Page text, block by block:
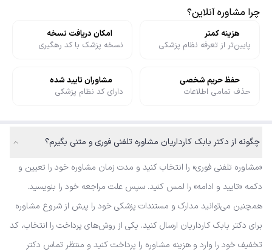
چرا مشاوره آنلاین؟
هزینه کمتر
پایین‌تر از تعرفه نظام پزشکی
امکان دریافت نسخه
نسخه پزشک با کد رهگیری
حفظ حریم شخصی
حذف تمامی اطلاعات
مشاوران تایید شده
دارای کد نظام پزشکی
چگونه از دکتر بابک کارداریان مشاوره تلفنی فوری و متنی بگیرم؟
«مشاوره تلفنی فوری» را انتخاب کنید و مدت زمان مشاوره خود را تعیین و
دکمه «تایید و ادامه» را لمس کنید. سپس علت مراجعه خود را بنویسید.
همچنین می‌توانید مدارک و مستندات پزشکی خود را پیش از شروع مشاوره
برای دکتر بابک کارداریان ارسال کنید. یکی از روش‌های پرداخت را انتخاب، کد
تخفیف خود را وارد و هزینه مشاوره را پرداخت کنید و منتظر تماس دکتر